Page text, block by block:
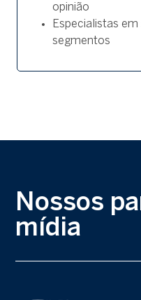
opinião
Especialistas
segmentos
Nossos
mídia